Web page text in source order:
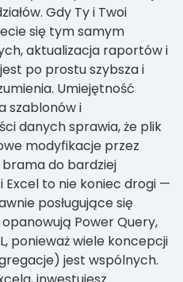
Gdy Ty i Twoi
się tym samym
aktualizacja raportów i
po prostu szybsza i
Umiejętność
szablonów i
danych sprawia, że plik
modyfikacje przez
do bardziej
Excel to nie koniec drogi —
posługujące się
Power Query,
ponieważ wiele koncepcji
jest wspólnych.